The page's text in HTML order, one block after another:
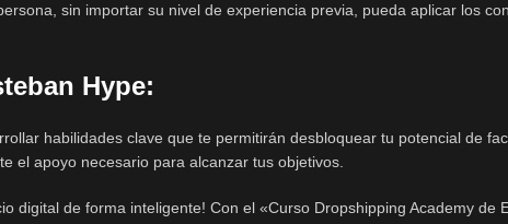
sin importar su nivel de experiencia previa, pueda aplicar los
Hype:
habilidades clave que te permitirán desbloquear tu potencial de
el apoyo necesario para alcanzar tus objetivos.
de forma inteligente! Con el «Curso Dropshipping Academy de